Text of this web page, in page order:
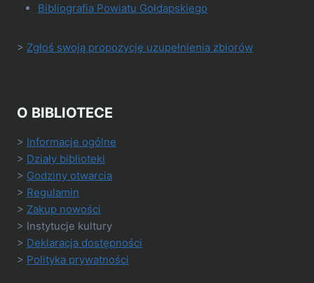
Bibliografia Powiatu Gołdapskiego
> Zgłoś swoją propozycję uzupełnienia zbiorów
O BIBLIOTECE
> Informacje ogólne
> Działy biblioteki
> Godziny otwarcia
> Regulamin
> Zakup nowości
> Instytucje kultury
> Deklaracja dostępności
> Polityka prywatności